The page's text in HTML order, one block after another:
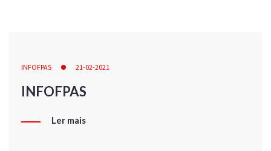
INFOFPAS 21-02-2021
INFOFPAS
Ler mais